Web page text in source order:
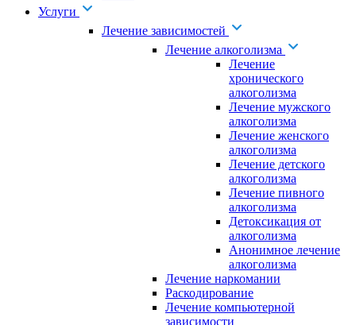
Услуги
Лечение зависимостей
Лечение алкоголизма
Лечение
хронического
алкоголизма
Лечение мужского
алкоголизма
Лечение женского
алкоголизма
Лечение детского
алкоголизма
Лечение пивного
алкоголизма
Детоксикация от
алкоголизма
Анонимное лечение
алкоголизма
Лечение наркомании
Раскодирование
Лечение компьютерной
зависимости